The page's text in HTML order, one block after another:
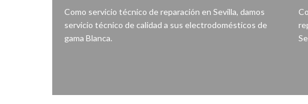
Como servicio técnico de reparación en Sevilla, damos
servicio técnico de calidad a sus electrodomésticos de
gama Blanca.